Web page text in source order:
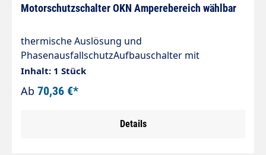
Motorschutzschalter OKN Amperebereich wählbar
thermische Auslösung und
PhasenausfallschutzAufbauschalter mit
Drehknopf3- polig10,00 - 16,00
ANennisolationsspannung Ui nach IEC 947-4-7 /
VDE 0110: 500 V ACZulässige
70°Coffen: -25...+ 60°Cgekapselt: -25...+
Inhalt: 1 Stück
Ab 70,36 €*
Details